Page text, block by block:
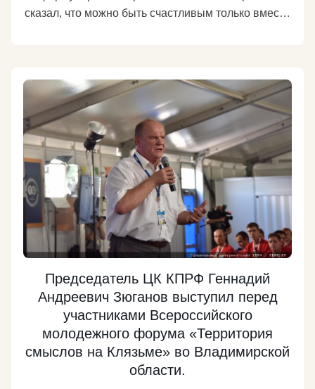
сказал, что можно быть счастливым только вместе
смыслов на Клязьме», рассказывает сайт КПРФ
https://kprf.ru/party-live/cknews/167496.html
Подробнее
Председатель ЦК КПРФ Геннадий
Андреевич Зюганов выступил перед
участниками Всероссийского
молодежного форума «Территория
смыслов на Клязьме» во Владимирской
области.